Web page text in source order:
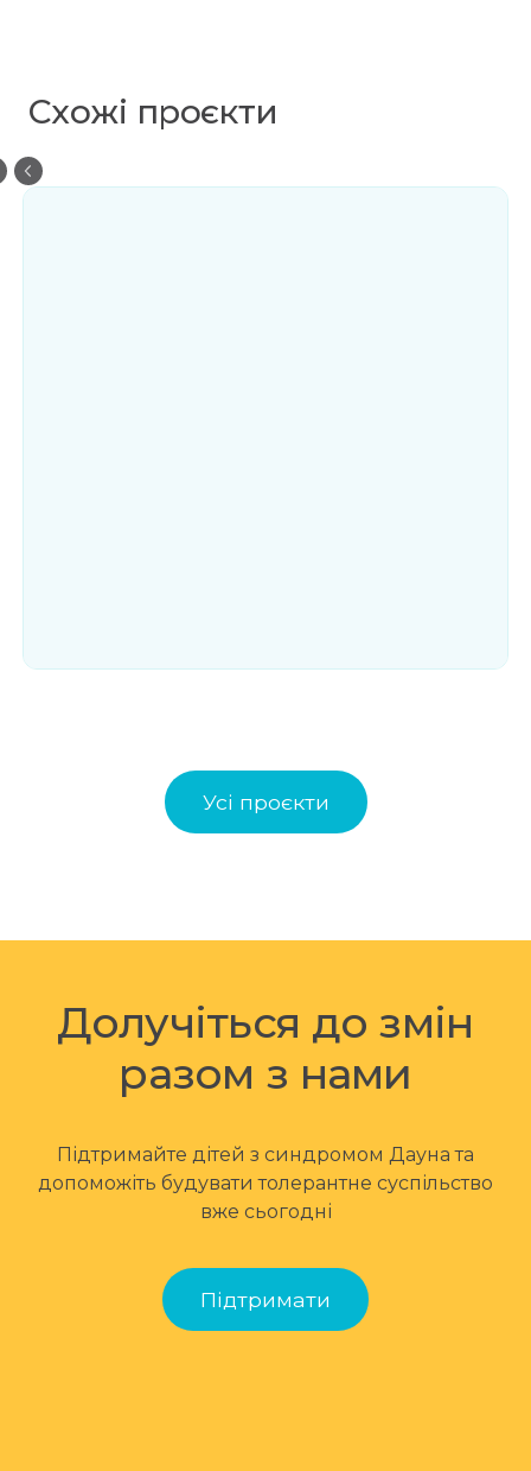
Схожі проєкти
Усі проєкти
Долучіться до змін
разом з нами
Підтримайте дітей з синдромом Дауна та
допоможіть будувати толерантне суспільство
вже сьогодні
Підтримати